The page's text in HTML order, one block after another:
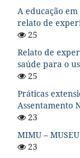
A educação
relato de
25
Relato de
saúde para o
25
Práticas
Assentamento
23
MIMU –
23